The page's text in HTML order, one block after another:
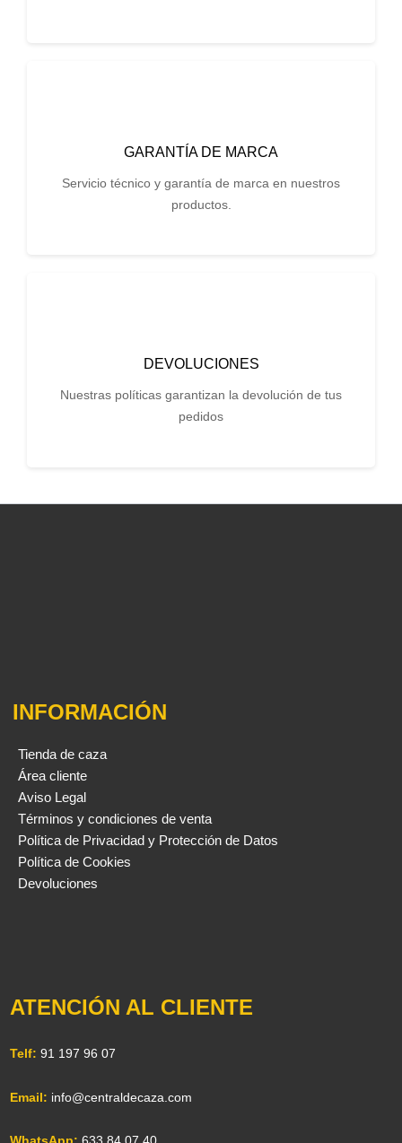
GARANTÍA DE MARCA
Servicio técnico y garantía de marca en nuestros
productos.
DEVOLUCIONES
Nuestras políticas garantizan la devolución de tus
pedidos
INFORMACIÓN
Tienda de caza
Área cliente
Aviso Legal
Términos y condiciones de venta
Política de Privacidad y Protección de Datos
Política de Cookies
Devoluciones
ATENCIÓN AL CLIENTE
Telf: 91 197 96 07
Email: info@centraldecaza.com